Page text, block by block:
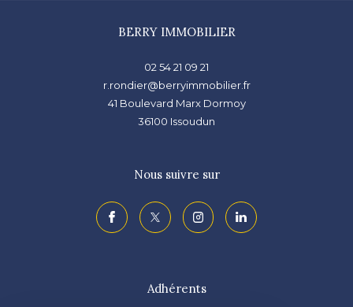
BERRY IMMOBILIER
02 54 21 09 21
r.rondier@berryimmobilier.fr
41 Boulevard Marx Dormoy
36100 issoudun
Nous suivre sur
Adhérents